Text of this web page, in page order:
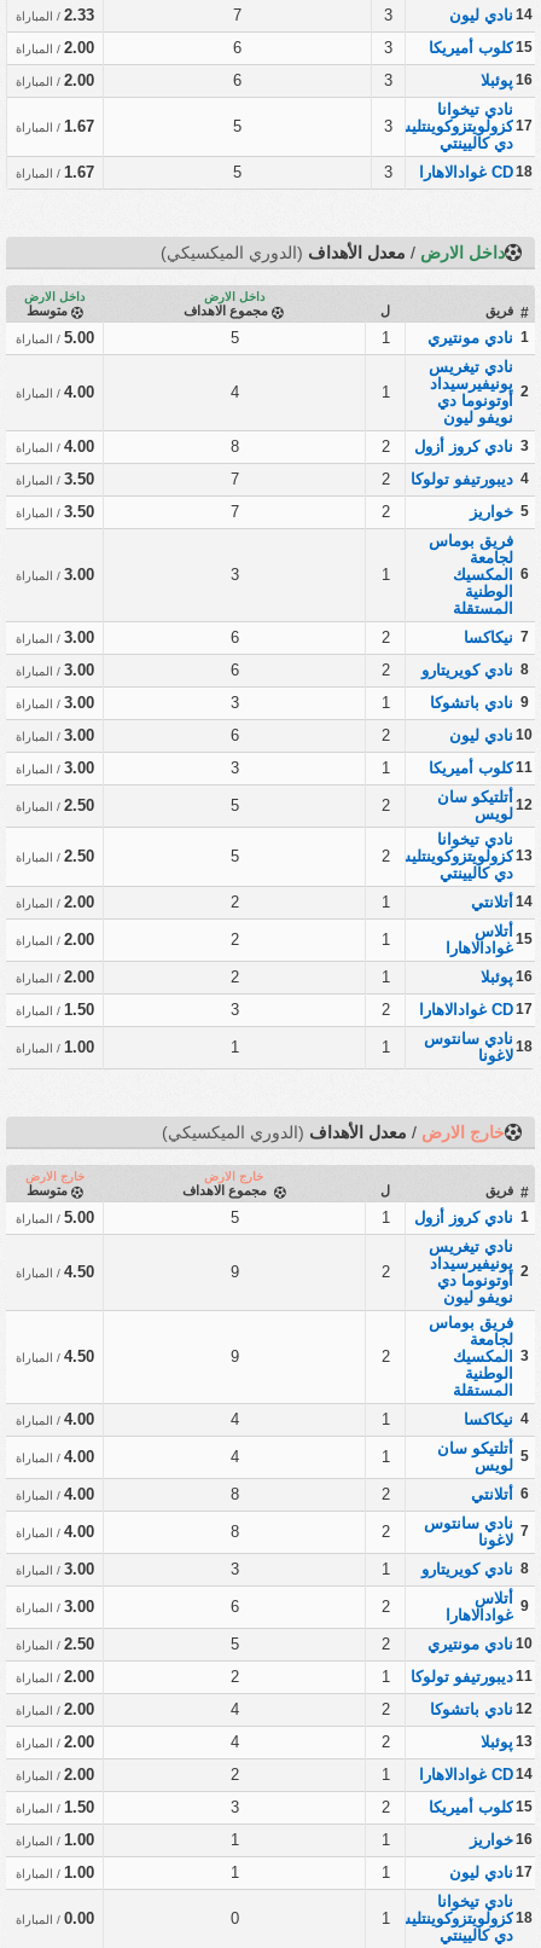
14 نادي ليون 3
7
2.33 / المباراة
15كلوب أميريكا 3
6
2.00 / المباراة
16 پوئبلا 3
6
2.00 / المباراة
17
نادي تيخوانا
كزولويتزوكوينتليس
دي كاليينتي
3
5
1.67 / المباراة
18CD غوادالاهارا 3
5
1.67 / المباراة
داخل الارض / معدل الأهداف (الدوري الميكسيكي)
# فريق ل
داخل الارض
مجموع الاهداف
داخل الارض
متوسط
1 نادي مونتيري 1
5
5.00 / المباراة
2
نادي تيغريس
يونيفيرسيداد
أوتونوما دي
نويفو ليون
1
4
4.00 / المباراة
3 نادي كروز أزول 2
8
4.00 / المباراة
4 ديبورتيفو تولوكا 2
7
3.50 / المباراة
5 خواريز 2
7
3.50 / المباراة
6
فريق بوماس
لجامعة
المكسيك
الوطنية
المستقلة
1
3
3.00 / المباراة
7 نيكاكسا 2
6
3.00 / المباراة
8 نادي كويريتارو 2
6
3.00 / المباراة
9 نادي باتشوكا 1
3
3.00 / المباراة
10 نادي ليون 2
6
3.00 / المباراة
11كلوب أميريكا 1
3
3.00 / المباراة
12 أتلتيكو سان
لويس
2
5
2.50 / المباراة
13
نادي تيخوانا
كزولويتزوكوينتليس
دي كاليينتي
2
5
2.50 / المباراة
14 أتلانتي 1
2
2.00 / المباراة
15 أتلاس
غوادالاهارا
1
2
2.00 / المباراة
16 پوئبلا 1
2
2.00 / المباراة
17CD غوادالاهارا 2
3
1.50 / المباراة
18 نادي سانتوس
لاغونا
1
1
1.00 / المباراة
خارج الارض / معدل الأهداف (الدوري الميكسيكي)
# فريق ل
خارج الارض
مجموع الاهداف
خارج الارض
متوسط
1 نادي كروز أزول 1
5
5.00 / المباراة
2
نادي تيغريس
يونيفيرسيداد
أوتونوما دي
نويفو ليون
2
9
4.50 / المباراة
3
فريق بوماس
لجامعة
المكسيك
الوطنية
المستقلة
2
9
4.50 / المباراة
4 نيكاكسا 1
4
4.00 / المباراة
5 أتلتيكو سان
لويس
1
4
4.00 / المباراة
6 أتلانتي 2
8
4.00 / المباراة
7 نادي سانتوس
لاغونا
2
8
4.00 / المباراة
8 نادي كويريتارو 1
3
3.00 / المباراة
9 أتلاس
غوادالاهارا
2
6
3.00 / المباراة
10 نادي مونتيري 2
5
2.50 / المباراة
11ديبورتيفو تولوكا 1
2
2.00 / المباراة
12 نادي باتشوكا 2
4
2.00 / المباراة
13 پوئبلا 2
4
2.00 / المباراة
14CD غوادالاهارا 1
2
2.00 / المباراة
15كلوب أميريكا 2
3
1.50 / المباراة
16خواريز 1
1
1.00 / المباراة
17 نادي ليون 1
1
1.00 / المباراة
18
نادي تيخوانا
كزولويتزوكوينتليس
دي كاليينتي
1
0
0.00 / المباراة